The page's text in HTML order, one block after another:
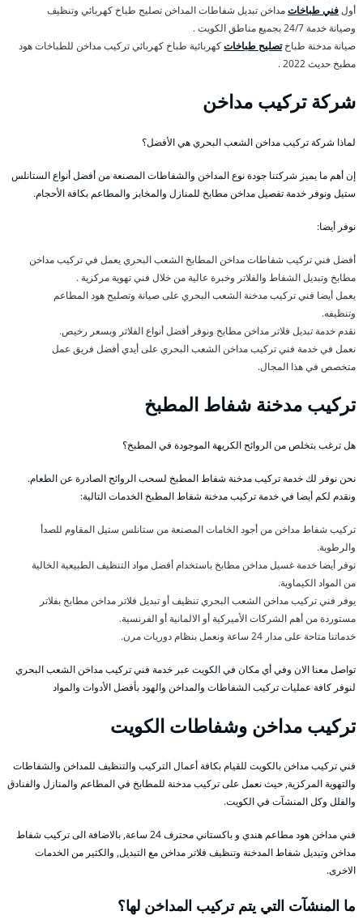
أولفني طباخاتمداخن تبديل شفاطات المداخن تصليح طباخ كهربائي وتنظيف
وصيانة خدمة 24/7 بجميع مناطق الكويت .
صيانة مدخنة طباختصليح طباخاتكهربائية طباخ كهربائي تركيب مداخن للطباخات هود
مطبخ حديث 2022 .
شركة تركيب مداخن
لماذا شركة تركيب مداخن الشعب البحري هي الأفضل؟
إن أهم ما يميز شركتنا جودة نوع المداخن والشفاطات المصنعة من أفضل أنواع الستانلس
ستيل ونوفر خدمة تفصيل مداخن مطابخ للمنازل والمخابز والمطاعم بكافة الأحجام.
نوفر أيضا:
أفضل فني تركيب شفاطات مداخن المطابخ الشعب البحري يعمل في تركيب مداخن
مطابخ وتبديل الشفاط والفلاتر وخبرة عالية من خلال فني تهوية مركزية .
يعمل أيضا فني تركيب مدخنة الشعب البحري على صيانة وتصليح هود المطاعم
وتنظيفه.
نقدم خدمة تبديل فلاتر مداخن مطابخ ونوفر أفضل أنواع الفلاتر وبسعر رخيص.
نعمل في خدمة فني تركيب مداخن الشعب البحري على أيدي أفضل فريق عمل
متخصص في هذا المجال.
تركيب مدخنة شفاط المطبخ
هل ترغب بتخلص من الروائح الكريهة الموجودة في المطبخ؟
نحن نوفر لك خدمة تركيب مدخنة شفاط المطبخ لسحب الروائح الصادرة عن الطعام.
ونقدم لكم أيضا في خدمة تركيب مدخنة شفاط المطبخ الخدمات التالية:
تركيب شفاط مداخن من أجود الخامات المصنعة من ستانلس ستيل المقاوم للصدأ
والرطوبة.
نوفر أيضا خدمة غسيل مداخن مطابخ باستخدام أفضل مواد التنظيف الطبيعية الخالية
من المواد الكيماوية.
يوفر فني تركيب مداخن الشعب البحري تنظيف أو تبديل فلاتر مداخن مطابخ بفلاتر
مستوردة من أهم الشركات الأميركية أو الالمانية أو الفرنسية.
خدماتنا متاحة على مدار 24 ساعة ونعمل بنظام دوريات مرن.
تواصل معنا الان وفي أي مكان في الكويت عبر خدمة فني تركيب مداخن الشعب البحري
لنوفر كافة عمليات تركيب الشفاطات والمداخن والهود بأفضل الأدوات والمواد
تركيب مداخن وشفاطات الكويت
فني تركيب مداخن بالكويت للقيام بكافة أعمال التركيب والتنظيف للمداخن والشفاطات
والتهوية المركزية, حيث نعمل على تركيب مدخنة للمطابخ في المطاعم والمنازل والفنادق
والفلل وكل المنشآت في الكويت.
فني مداخن هود مطاعم هندي و باكستاني محترف 24 ساعة, بالاضافة الى تركيب شفاط
مداخن وتبديل شفاط المدخنة وتنظيف فلاتر مداخن مع التبديل, والكثير من الخدمات
الاخرى.
ما المنشآت التي يتم تركيب المداخن لها؟